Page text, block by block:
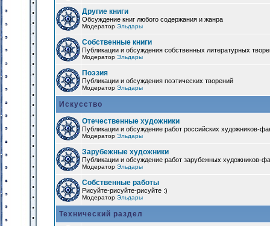
Другие книги
Обсуждение книг любого содержания и жанра
Модератор Эльдары
Собственные книги
Публикации и обсуждения собственных литературных
Модератор Эльдары
Поэзия
Публикации и обсуждения поэтических творений
Модератор Эльдары
Искусство
Отечественные художники
Публикации и обсуждение работ российских художников-
Модератор Эльдары
Зарубежные художники
Публикации и обсуждение работ зарубежных художников-
Модератор Эльдары
Собственные работы
Рисуйте-рисуйте-рисуйте :)
Модератор Эльдары
Технический раздел